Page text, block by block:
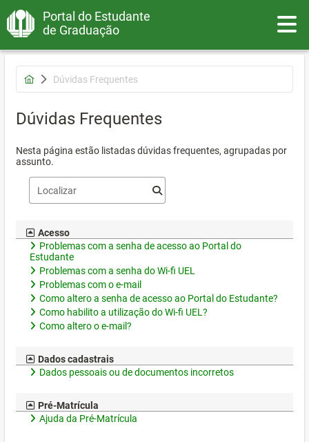
Portal do Estudante
de Graduação
Dúvidas Frequentes
Dúvidas Frequentes
Nesta página estão listadas dúvidas frequentes, agrupadas por
assunto.
Acesso
Problemas com a senha de acesso ao Portal do
Estudante
Problemas com a senha do Wi-fi UEL
Problemas com o e-mail
Como altero a senha de acesso ao Portal do Estudante?
Como habilito a utilização do Wi-fi UEL?
Como altero o e-mail?
Dados cadastrais
Dados pessoais ou de documentos incorretos
Pré-Matrícula
Ajuda da Pré-Matrícula